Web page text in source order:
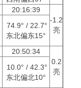
20:16:39
-1.2
亮
74.9° / 22.7°
东北偏东15°
20:50:34
0.2
亮
10.0° / 42.3°
东北偏北10°